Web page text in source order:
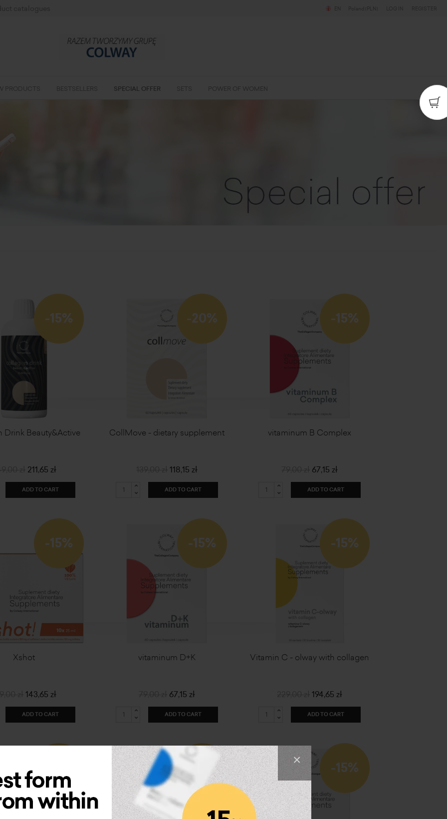
×
PRODUCTS BESTSELLERS SPECIAL OFFER SETS POWER OF WOMEN
-15%
Drink Beauty&Active
211,65 zł
ADD TO CART
-20%
CollMove - dietary supplement
118,15 zł
ADD TO CART
-15%
vitaminum B Complex
67,15 zł
ADD TO CART
-15%
Xshot
143,65 zł
ADD TO CART
-15%
vitaminum D+K
67,15 zł
ADD TO CART
-15%
Vitamin C - olway with collagen
194,65 zł
ADD TO CART
-15% -15%